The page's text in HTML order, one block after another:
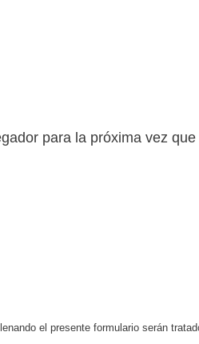
para la próxima vez
el presente formulario serán